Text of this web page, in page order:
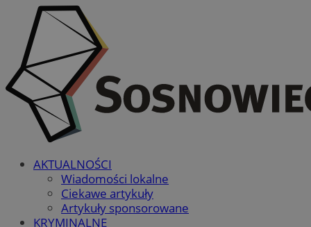
AKTUALNOŚCI
Wiadomości lokalne
Ciekawe artykuły
Artykuły sponsorowane
KRYMINALNE